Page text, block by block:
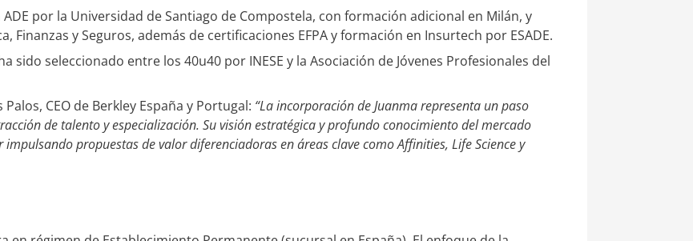
ADE por la Universidad de Santiago de Compostela, con formación adicional en Milán, y
Finanzas y Seguros, además de certificaciones EFPA y formación en Insurtech por ESADE.
sido seleccionado entre los 40u40 por INESE y la Asociación de Jóvenes Profesionales del
CEO de Berkley España y Portugal: “La incorporación de Juanma representa un paso
de talento y especialización. Su visión estratégica y profundo conocimiento del mercado
propuestas de valor diferenciadoras en áreas clave como Affinities, Life Science y